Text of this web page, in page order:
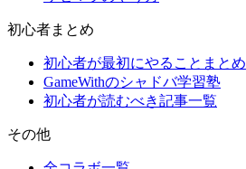
初心者まとめ
初心者が最初にやることまとめ
GameWithのシャドバ学習塾
初心者が読むべき記事一覧
その他